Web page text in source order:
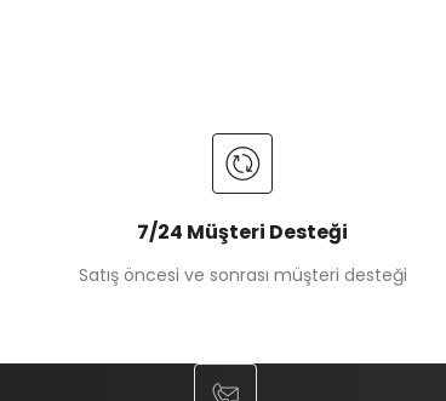
7/24 Müşteri Desteği
Satış öncesi ve sonrası müşteri desteği